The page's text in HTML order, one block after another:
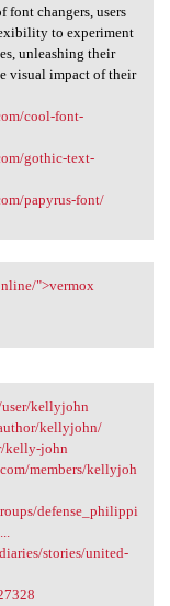
font changers, users
to experiment
unleashing their
visual impact of their
cool-font-
gothic-text-
papyrus-font/
">vermox
kellyjohn
kellyjohn/
kelly-john
members/kellyjoh
defense_philippi
stories/united-